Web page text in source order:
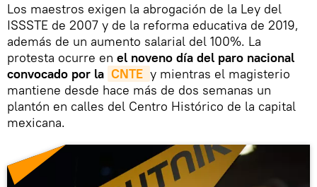
Los maestros exigen la abrogación de la Ley del
ISSSTE de 2007 y de la reforma educativa de 2019,
además de un aumento salarial del 100%. La
protesta ocurre en el noveno día del paro nacional
convocado por la CNTE y mientras el magisterio
mantiene desde hace más de dos semanas un
plantón en calles del Centro Histórico de la capital
mexicana.